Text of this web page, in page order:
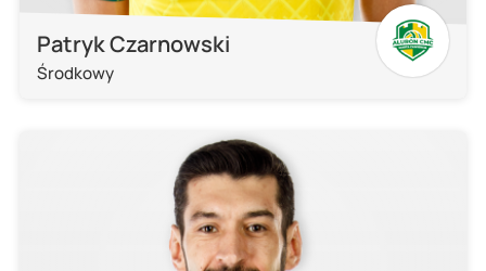
Patryk Czarnowski
Środkowy